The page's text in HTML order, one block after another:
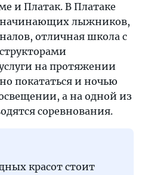
и Платак. В Платаке
начинающих лыжников,
отличная школа с
на протяжении
покататься и ночью
а на одной из
соревнования.
красот стоит